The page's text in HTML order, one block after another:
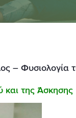
– Φυσιολογία
και της Άσκησης